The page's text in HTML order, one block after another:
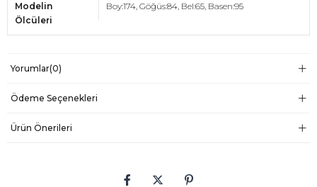
Modelin
Ölcüleri
Boy:174, Göğüs:84, Bel:65, Basen:95
Yorumlar(0)
Ödeme Seçenekleri
Ürün Önerileri